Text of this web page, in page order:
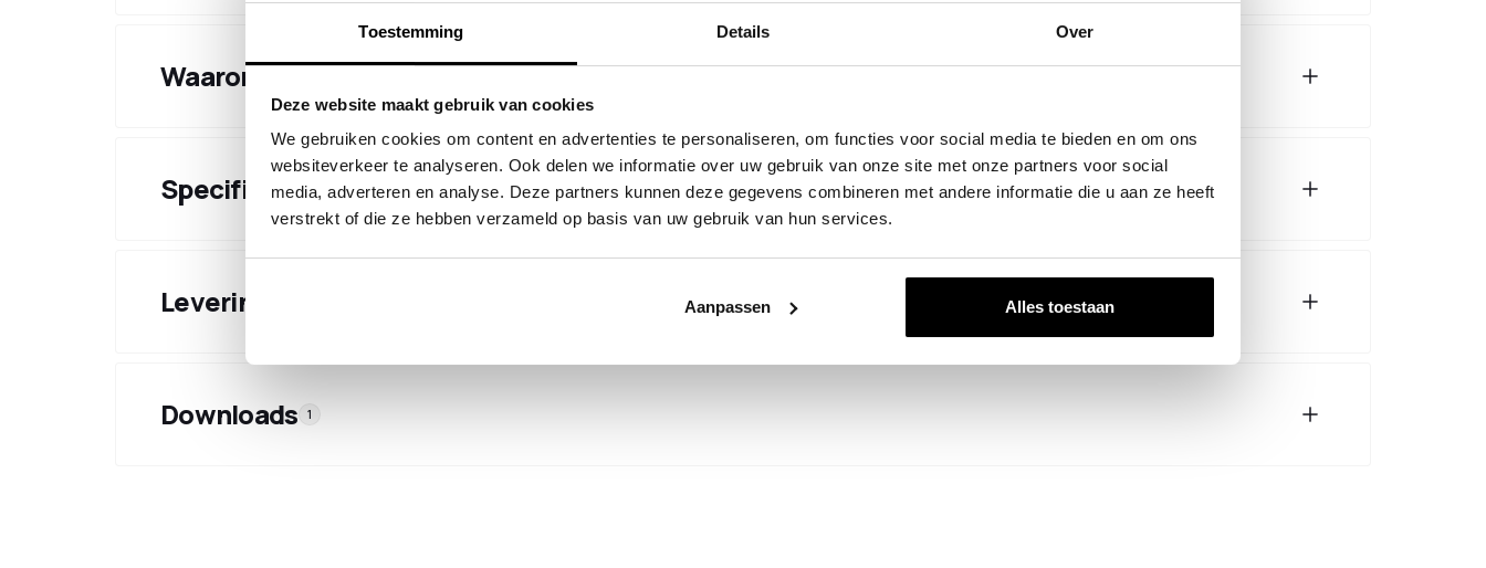
Toestemming Details Over
Deze website maakt gebruik van cookies
We gebruiken cookies om content en advertenties te personaliseren, om functies voor social media te bieden en om ons
websiteverkeer te analyseren. Ook delen we informatie over uw gebruik van onze site met onze partners voor social
media, adverteren en analyse. Deze partners kunnen deze gegevens combineren met andere informatie die u aan ze heeft
verstrekt of die ze hebben verzameld op basis van uw gebruik van hun services.
Aanpassen Alles toestaan
Waarom kiezen voor dit product
Specificaties
Levering & verzending
Downloads 1